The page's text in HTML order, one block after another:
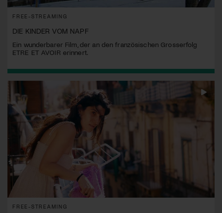
FREE-STREAMING
DIE KINDER VOM NAPF
Ein wunderbarer Film, der an den französischen Grosserfolg
ETRE ET AVOIR erinnert.
FREE-STREAMING